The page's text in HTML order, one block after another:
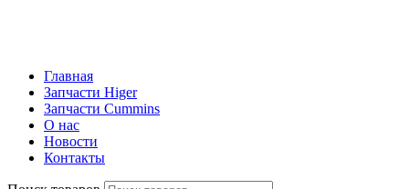
Главная
Запчасти Higer
Запчасти Cummins
О нас
Новости
Контакты